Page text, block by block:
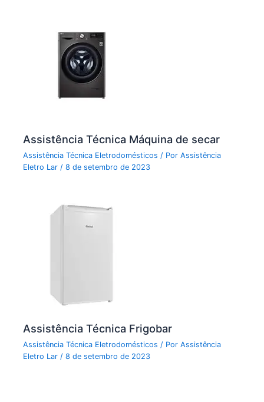
Assistência Técnica Máquina de secar
Assistência Técnica Eletrodomésticos / PorAssistência
Eletro Lar /8 de setembro de 2023
Assistência Técnica Frigobar
Assistência Técnica Eletrodomésticos / PorAssistência
Eletro Lar /8 de setembro de 2023